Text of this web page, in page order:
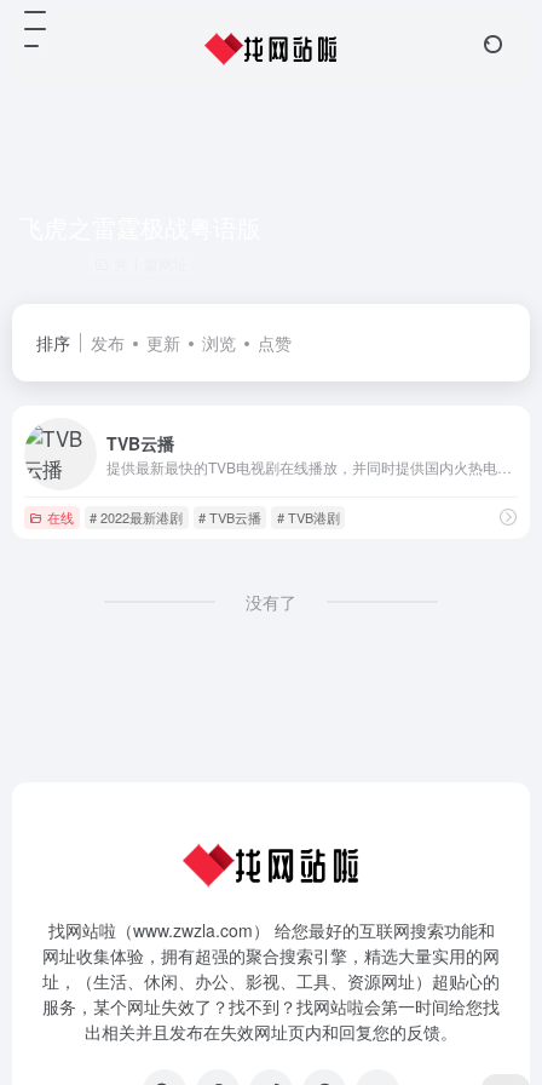
排序 发布 更新 浏览 点赞
TVB云播
在线 # 2022最新港剧 # TVB云播 # TVB港剧
没有了
找网站啦（www.zwzla.com） 给您最好的互联网搜索功能和
网址收集体验，拥有超强的聚合搜索引擎，精选大量实用的网
址，（生活、休闲、办公、影视、工具、资源网址）超贴心的
服务，某个网址失效了？找不到？找网站啦会第一时间给您找
出相关并且发布在失效网址页内和回复您的反馈。